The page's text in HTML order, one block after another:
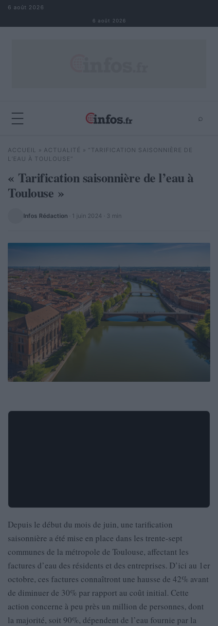
Aller au contenu
6 août 2026
6 août 2026
⌕
Rechercher ⌕
ACCUEIL » ACTUALITÉ » “TARIFICATION SAISONNIÈRE DE
L’EAU À TOULOUSE”
« Tarification saisonnière de l’eau à
Toulouse »
Infos Rédaction · 1 juin 2024 · 3 min
Depuis le début du mois de juin, une tarification
saisonnière a été mise en place dans les trente-sept
communes de la métropole de Toulouse, affectant les
factures d’eau des résidents et des entreprises. D’ici au 1er
octobre, ces factures connaîtront une hausse de 42% avant
de diminuer de 30% par rapport au coût initial. Cette
action concerne à peu près un million de personnes, dont
la majorité, soit 90%, dépendent de l’eau fournie par la